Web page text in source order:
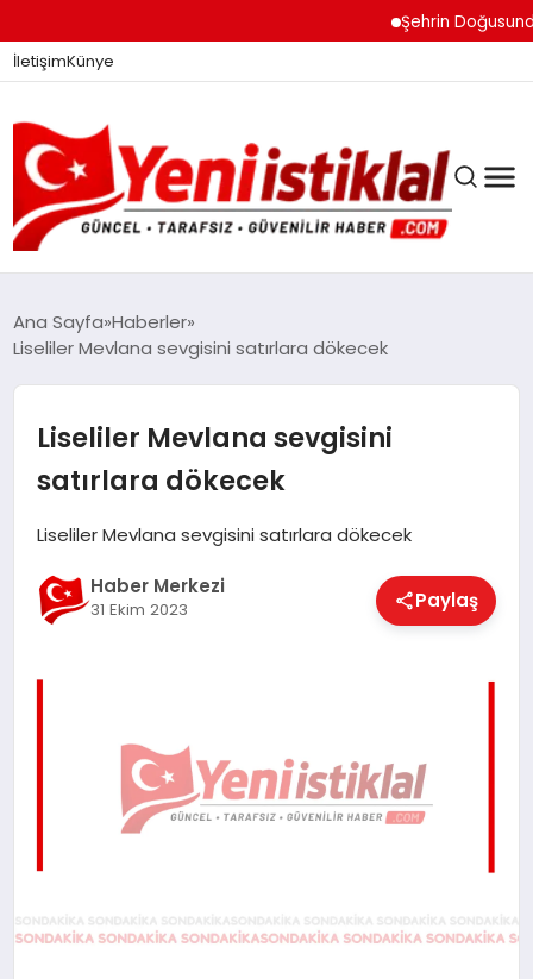
Şehrin Doğusundan
İletişimKünye
GÜNDEM
DÜNYA
Ana Sayfa Haberler
Liseliler Mevlana sevgisini satırlara dökecek
Liseliler Mevlana sevgisini
satırlara dökecek
Liseliler Mevlana sevgisini satırlara dökecek
Haber Merkezi
31 Ekim 2023 Paylaş